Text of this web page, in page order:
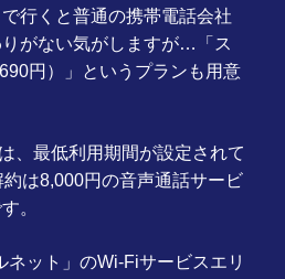
行くと普通の携帯電話会社
がない気がしますが…「ス
円）」というプランも用意
、最低利用期間が設定されて
は8,000円の音声通話サービ
。
ネット」のWi-Fiサービスエリ